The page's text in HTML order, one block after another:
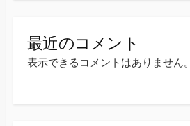
最近のコメント
表示できるコメントはありません。